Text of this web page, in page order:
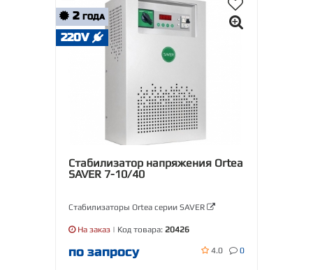
2 ГОДА
220V
Стабилизатор напряжения Ortea
SAVER 7-10/40
Стабилизаторы Ortea серии SAVER
На заказ | Код товара: 20426
по запросу 4.0 0